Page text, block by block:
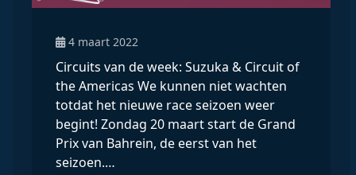
4 maart 2022
Circuits van de week: Suzuka & Circuit of
the Americas We kunnen niet wachten
totdat het nieuwe race seizoen weer
begint! Zondag 20 maart start de Grand
Prix van Bahrein, de eerst van het
seizoen.…